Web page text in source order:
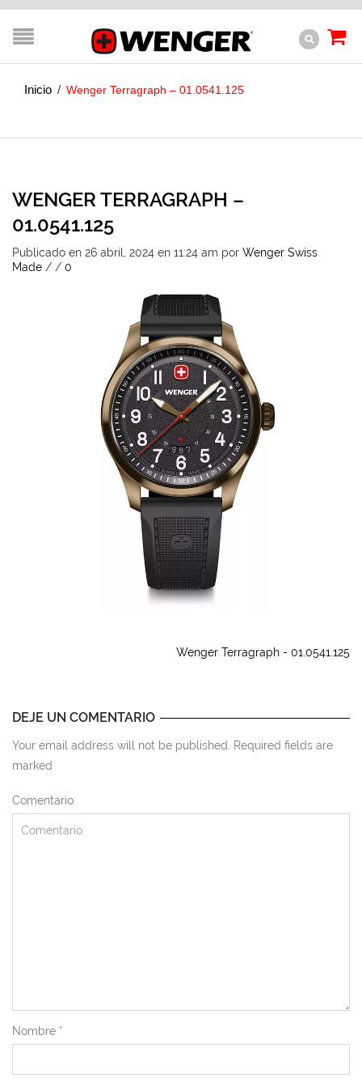
Inicio / Wenger Terragraph – 01.0541.125
WENGER TERRAGRAPH –
01.0541.125
Publicado en 26 abril, 2024 en 11:24 am por Wenger Swiss
Made / / 0
Wenger Terragraph - 01.0541.125
DEJE UN COMENTARIO
Your email address will not be published. Required fields are
marked
Comentario
Nombre *